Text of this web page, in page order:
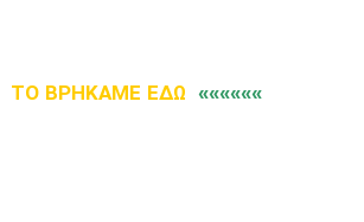
ΤΟ ΒΡΗΚΑΜΕ ΕΔΩ ««««««